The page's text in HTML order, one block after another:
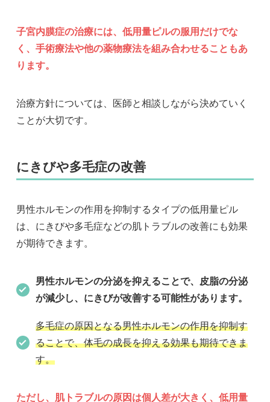
子宮内膜症の治療には、低用量ピルの服用だけでな
く、手術療法や他の薬物療法を組み合わせることもあ
ります。
治療方針については、医師と相談しながら決めていく
ことが大切です。
にきびや多毛症の改善
男性ホルモンの作用を抑制するタイプの低用量ピル
は、にきびや多毛症などの肌トラブルの改善にも効果
が期待できます。
男性ホルモンの分泌を抑えることで、皮脂の分泌
が減少し、にきびが改善する可能性があります。
多毛症の原因となる男性ホルモンの作用を抑制す
ることで、体毛の成長を抑える効果も期待できま
す。
ただし、肌トラブルの原因は個人差が大きく、低用量